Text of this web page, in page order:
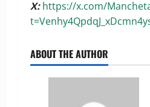
X:https://x.com/
ABOUT THE AUTHOR